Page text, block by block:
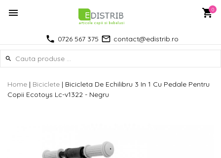
0
0726 567 375 contact@edistrib.ro
Home | Biciclete | Bicicleta De Echilibru 3 In 1 Cu Pedale Pentru
Copii Ecotoys Lc-v1322 - Negru